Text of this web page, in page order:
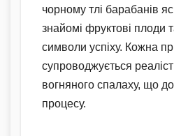
чорному тлі барабанів
знайомі фруктові плоди
символи успіху. Кожна
супроводжується
вогняного спалаху, що
процесу.